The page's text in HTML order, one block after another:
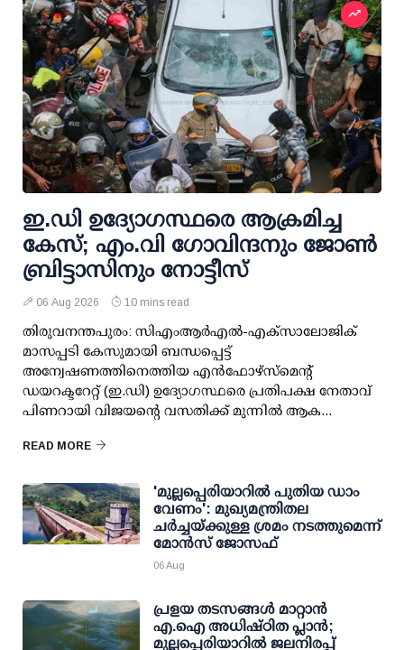
ഇ.ഡി ഉദ്യോഗസ്ഥരെ ആക്രമിച്ച
കേസ്; എം.വി ഗോവിന്ദനും ജോണ്‍
ബ്രിട്ടാസിനും നോട്ടീസ്
06 Aug 2026 10 mins read
തിരുവനന്തപുരം: സിഎംആര്‍എല്‍-എക്‌സാലോജിക്
മാസപ്പടി കേസുമായി ബന്ധപ്പെട്ട്
അന്വേഷണത്തിനെത്തിയ എന്‍ഫോഴ്സ്മെന്റ്
ഡയറക്ടറേറ്റ് (ഇ.ഡി) ഉദ്യോഗസ്ഥരെ പ്രതിപക്ഷ നേതാവ്
പിണറായി വിജയന്റെ വസതിക്ക് മുന്നില്‍ ആക...
READ MORE
'മുല്ലപ്പെരിയാറില്‍ പുതിയ ഡാം
വേണം': മുഖ്യമന്ത്രിതല
ചര്‍ച്ചയ്ക്കുള്ള ശ്രമം നടത്തുമെന്ന്
മോന്‍സ് ജോസഫ്
06 Aug
പ്രളയ തടസങ്ങള്‍ മാറ്റാന്‍
എ.ഐ അധിഷ്ഠിത പ്ലാന്‍;
മുല്ലപ്പെരിയാറില്‍ ജലനിരപ്പ്